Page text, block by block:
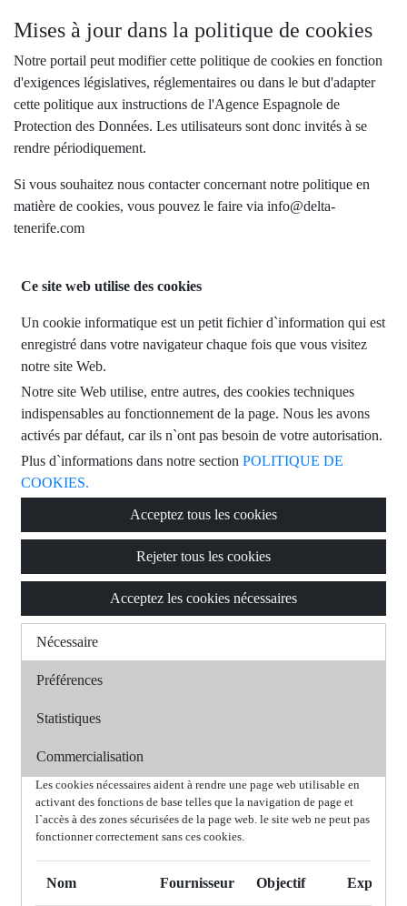
Mises à jour dans la politique de cookies
Notre portail peut modifier cette politique de cookies en fonction
d'exigences législatives, réglementaires ou dans le but d'adapter
cette politique aux instructions de l'Agence Espagnole de
Protection des Données. Les utilisateurs sont donc invités à se
rendre périodiquement.
Si vous souhaitez nous contacter concernant notre politique en
matière de cookies, vous pouvez le faire via info@delta-
tenerife.com
Ce site web utilise des cookies
Un cookie informatique est un petit fichier d`information qui est
enregistré dans votre navigateur chaque fois que vous visitez
notre site Web.
Notre site Web utilise, entre autres, des cookies techniques
indispensables au fonctionnement de la page. Nous les avons
activés par défaut, car ils n`ont pas besoin de votre autorisation.
Plus d`informations dans notre section POLITIQUE DE
COOKIES.
Acceptez tous les cookies
Rejeter tous les cookies
Acceptez les cookies nécessaires
Nécessaire
Préférences
Statistiques
Commercialisation
Les cookies nécessaires aident à rendre une page web utilisable en
activant des fonctions de base telles que la navigation de page et
l`accès à des zones sécurisées de la page web. le site web ne peut pas
fonctionner correctement sans ces cookies.
Nom Fournisseur Objectif